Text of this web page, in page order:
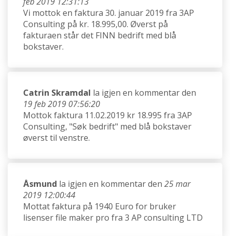
Vi mottok en faktura 30. januar 2019 fra 3AP
Consulting på kr. 18.995,00. Øverst på
fakturaen står det FINN bedrift med blå
bokstaver.
Catrin Skramdal la igjen en kommentar den
19 feb 2019 07:56:20
Mottok faktura 11.02.2019 kr 18.995 fra 3AP
Consulting, "Søk bedrift" med blå bokstaver
øverst til venstre.
Åsmund la igjen en kommentar den 25 mar
2019 12:00:44
Mottat faktura på 1940 Euro for bruker
lisenser file maker pro fra 3 AP consulting LTD